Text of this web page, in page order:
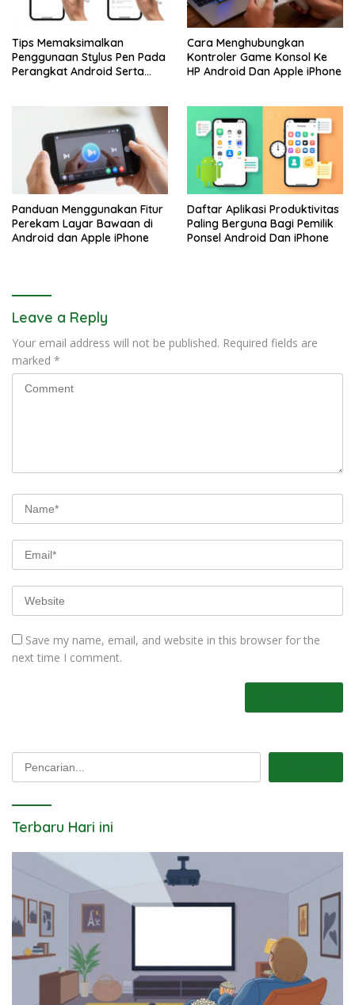
Tips Memaksimalkan
Penggunaan Stylus Pen Pada
Perangkat Android Serta
Cara Menghubungkan
Kontroler Game Konsol Ke
HP Android Dan Apple iPhone
Panduan Menggunakan Fitur
Perekam Layar Bawaan di
Android dan Apple iPhone
Daftar Aplikasi Produktivitas
Paling Berguna Bagi Pemilik
Ponsel Android Dan iPhone
Leave a Reply
Your email address will not be published. Required fields are
marked *
Save my name, email, and website in this browser for the
next time I comment.
Pencarian
Terbaru Hari ini